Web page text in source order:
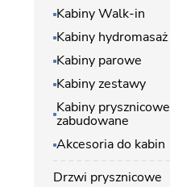
Kabiny Walk-in
Kabiny hydromasaż
Kabiny parowe
Kabiny zestawy
Kabiny prysznicowe
zabudowane
Akcesoria do kabin
Drzwi prysznicowe